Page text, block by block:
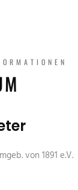
von 1891 e.V.